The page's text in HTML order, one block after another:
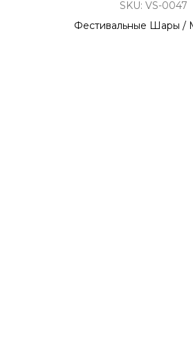
SKU: VS-0047
Фестивальные Шары /